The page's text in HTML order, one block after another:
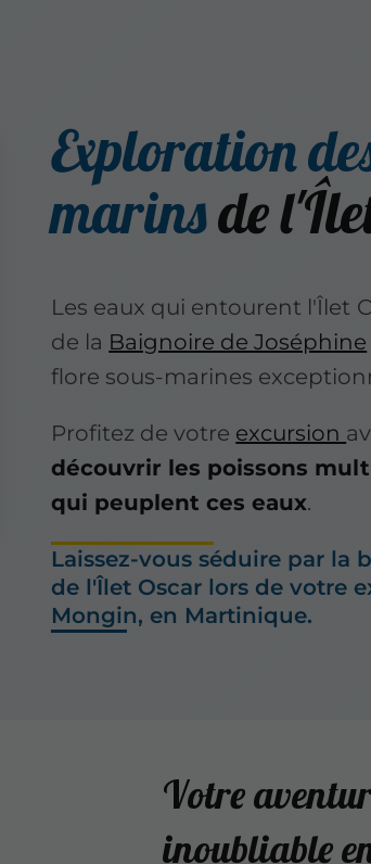
Exploration
marinsde
Les eaux qui entourent l'Îlet
de la Baignoire de Joséphine
flore sous-marines
Profitez de votre excursion
découvrir les poissons
qui peuplent ces eaux.
Laissez-vous séduire par la
de l'Îlet Oscar lors de votre
Mongin, en Martinique.
Votre
inoubliable